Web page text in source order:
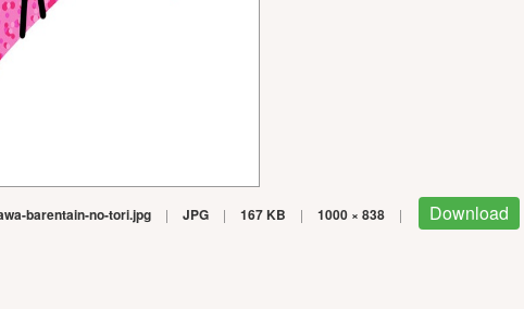
barentain-no-tori.jpg | JPG | 167 KB | 1000 × 838 | Download